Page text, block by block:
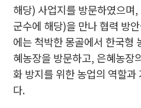
해당) 사업지를 방문하였으며
군수에 해당)을 만나 협력 방
에는 척박한 몽골에서 한국형
혜농장을 방문하고, 은혜농장
화 방지를 위한 농업의 역할과
다.